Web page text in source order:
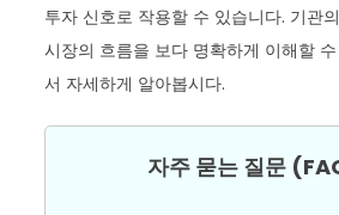
투자 신호로 작용할 수 있습니다. 기관
시장의 흐름을 보다 명확하게 이해할
서 자세하게 알아봅시다.
자주 묻는 질문